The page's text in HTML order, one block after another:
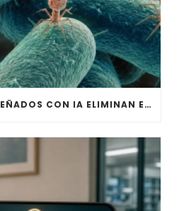
BACTERIÓFAGOS DISEÑADOS CON IA ELIMINAN E. COLI EN ESTUDIO DE STANFORD